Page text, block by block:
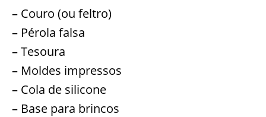
– Couro (ou feltro)
– Pérola falsa
– Tesoura
– Moldes impressos
– Cola de silicone
– Base para brincos